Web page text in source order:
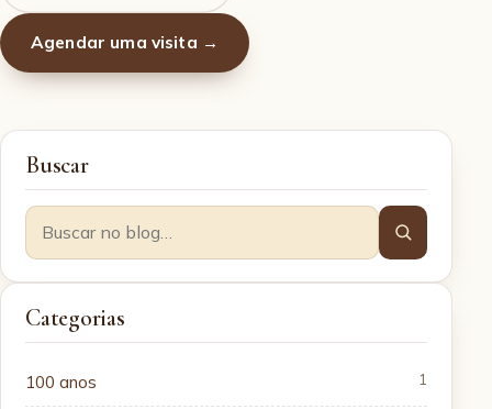
Agendar uma visita →
Buscar
Categorias
100 anos 1